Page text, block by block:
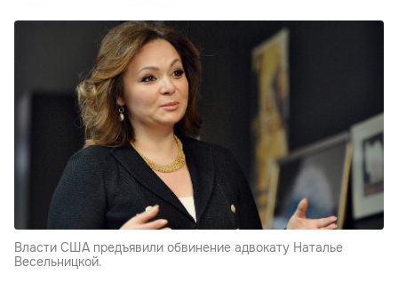
Власти США предъявили обвинение адвокату Наталье
Весельницкой.